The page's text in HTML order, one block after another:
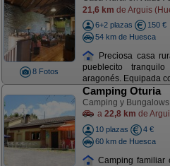
8 Fotos
21,6 km de Arguis
6+2 plazas
150 €
54 km de Huesca
Preciosa casa
pueblecito
aragonés. Equipada
Camping Oturia
Camping y
a 22,8 km de
10 plazas
4 €
60 km de Huesca
Camping familiar